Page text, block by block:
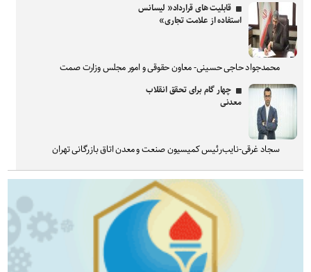
قابلیت های قرارداد« لیسانس
استفاده از علامت تجاری»
محمدجواد حاجی حسینی- معاون حقوقی و امور مجلس وزارت صمت
چهار گام برای تحقق انقلاب
معدنی
سجاد غرقی-نایب‌رئیس کمیسیون صنعت و معدن اتاق بازرگانی تهران